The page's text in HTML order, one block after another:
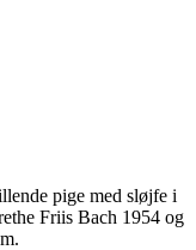
pige med sløjfe i
Friis Bach 1954 og